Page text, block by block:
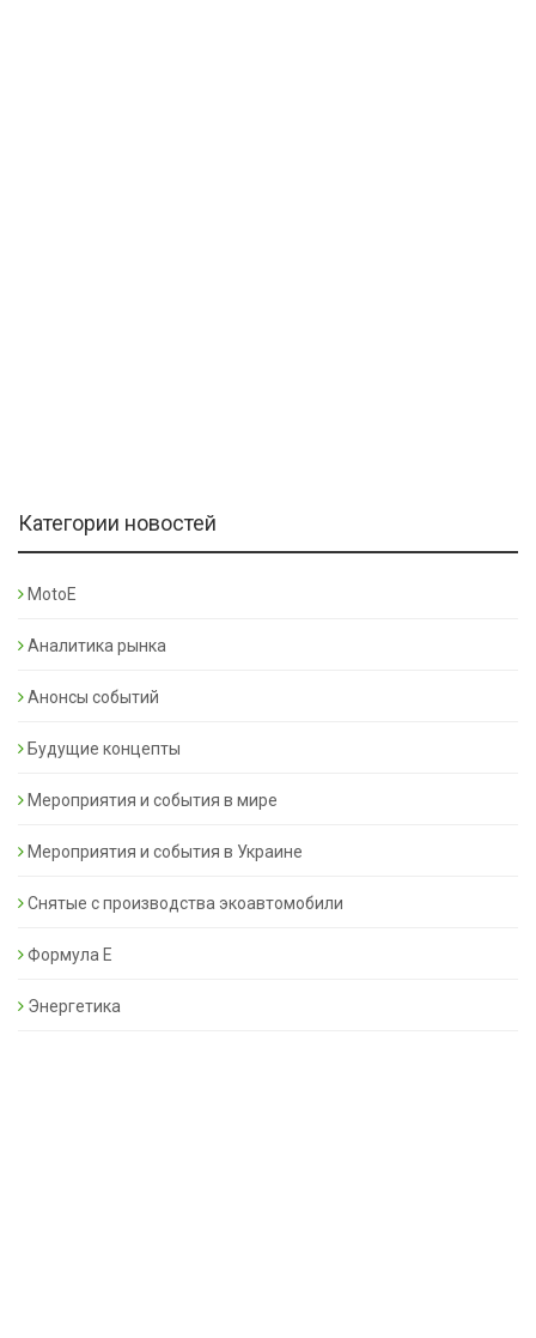
Категории новостей
MotoE
Аналитика рынка
Анонсы событий
Будущие концепты
Мероприятия и события в мире
Мероприятия и события в Украине
Снятые с производства экоавтомобили
Формула Е
Энергетика